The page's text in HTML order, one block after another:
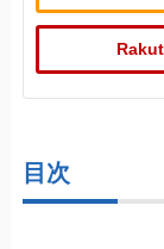
目次